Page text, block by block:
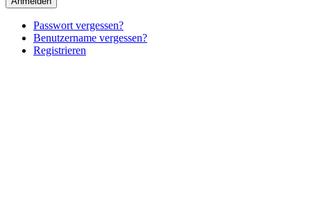
Passwort vergessen?
Benutzername vergessen?
Registrieren